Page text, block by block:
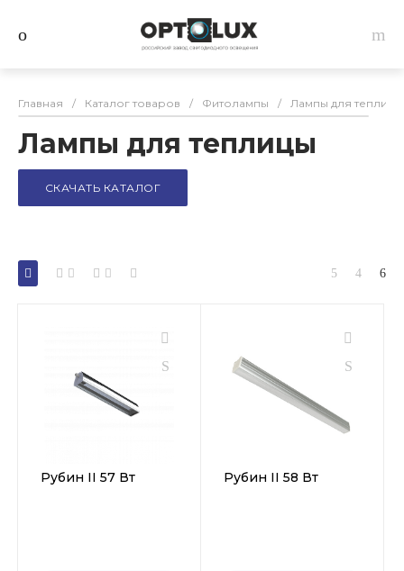
Главная / Каталог товаров / Фитолампы / Лампы для теплицы
Лампы для теплицы
СКАЧАТЬ КАТАЛОГ
Рубин II 57 Вт Рубин II 58 Вт